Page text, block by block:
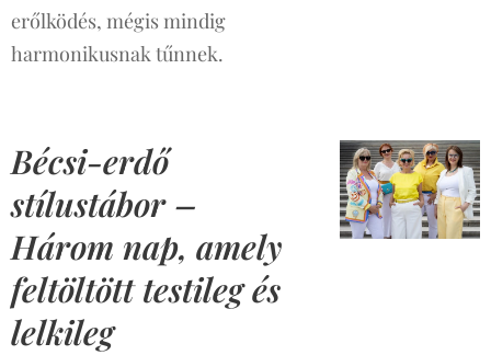
erőlködés, mégis mindig
harmonikusnak tűnnek.
Bécsi-erdő
stílustábor –
Három nap, amely
feltöltött testileg és
lelkileg